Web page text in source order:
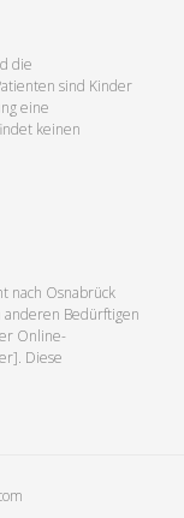
die
sind Kinder
eine
keinen
nach Osnabrück
Bedürftigen
Online-
Diese